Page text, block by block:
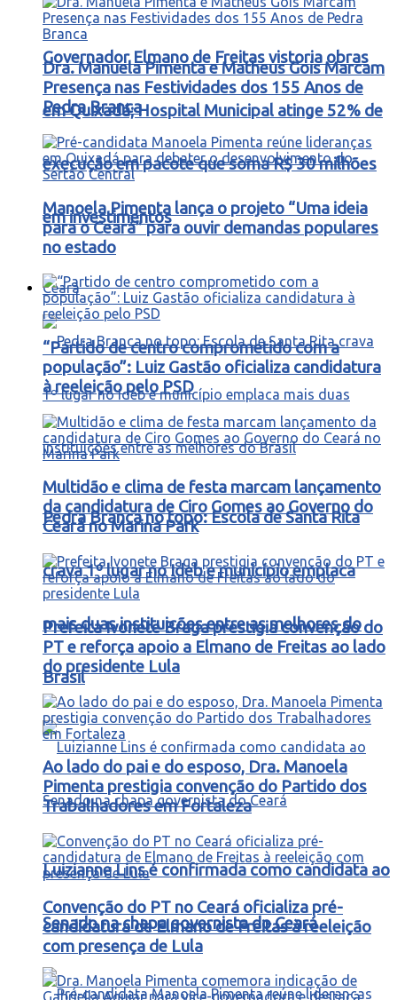
Governador Elmano de Freitas vistoria obras
em Quixadá; Hospital Municipal atinge 52% de
execução em pacote que soma R$ 30 milhões
em investimentos
Ceará
Pedra Branca no topo: Escola de Santa Rita
crava 1º lugar no Ideb e município emplaca
mais duas instituições entre as melhores do
Brasil
Luizianne Lins é confirmada como candidata ao
Senado na chapa governista do Ceará
Dra. Manuela Pimenta e Matheus Gois Marcam
Presença nas Festividades dos 155 Anos de
Pedra Branca
Manoela Pimenta lança o projeto “Uma ideia
para o Ceará” para ouvir demandas populares
no estado
“Partido de centro comprometido com a
população”: Luiz Gastão oficializa candidatura
à reeleição pelo PSD
Multidão e clima de festa marcam lançamento
da candidatura de Ciro Gomes ao Governo do
Ceará no Marina Park
Prefeita Ivonete Braga prestigia convenção do
PT e reforça apoio a Elmano de Freitas ao lado
do presidente Lula
Ao lado do pai e do esposo, Dra. Manoela
Pimenta prestigia convenção do Partido dos
Trabalhadores em Fortaleza
Convenção do PT no Ceará oficializa pré-
candidatura de Elmano de Freitas à reeleição
com presença de Lula